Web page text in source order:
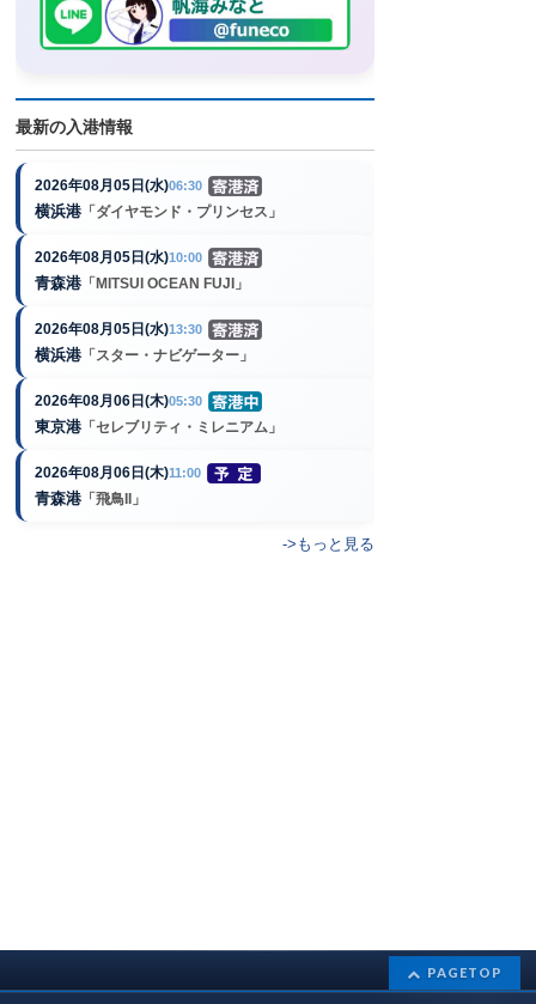
最新の入港情報
2026年08月05日(水)06:30
横浜港 「ダイヤモンド・プリンセス」
2026年08月05日(水)10:00
青森港 「MITSUI OCEAN FUJI」
2026年08月05日(水)13:30
横浜港 「スター・ナビゲーター」
2026年08月06日(木)05:30
東京港 「セレブリティ・ミレニアム」
2026年08月06日(木)11:00
青森港 「飛鳥II」
->もっと見る
PAGETOP